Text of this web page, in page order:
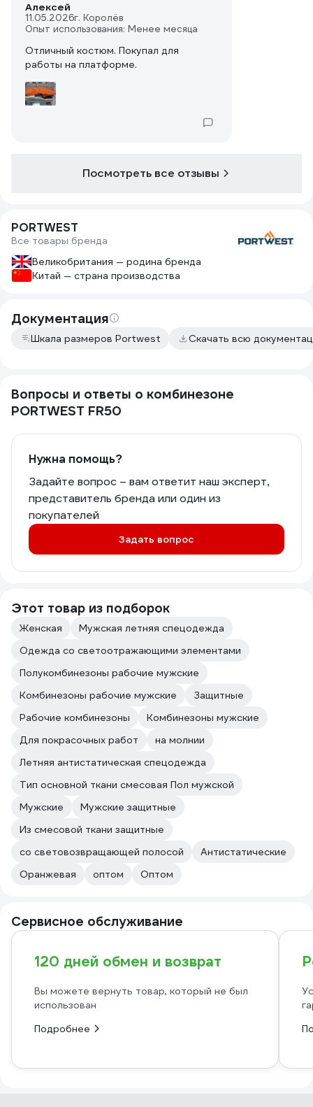
Алексей
11.05.2026г. Королёв
Опыт использования: Менее месяца
Отличный костюм. Покупал для
работы на платформе.
Посмотреть все отзывы
PORTWEST
Все товары бренда
Великобритания — родина бренда
Китай — страна производства
Документация
Шкала размеров Portwest Скачать всю
Вопросы и ответы о комбинезоне
PORTWEST FR50
Нужна помощь?
Задайте вопрос – вам ответит наш эксперт,
представитель бренда или один из
покупателей
Задать вопрос
Этот товар из подборок
Женская
Мужская летняя спецодежда
Одежда со светоотражающими элементами
Полукомбинезоны рабочие мужские
Комбинезоны рабочие мужские
Защитные
Рабочие комбинезоны
Комбинезоны мужские
Для покрасочных работ
на молнии
Летняя антистатическая спецодежда
Тип основной ткани смесовая Пол мужской
Мужские
Мужские защитные
Из смесовой ткани защитные
со световозвращающей полосой
Антистатические
Оранжевая
оптом Оптом
Сервисное обслуживание
120 дней обмен и возврат
Вы можете вернуть товар, который не был
использован
Подробнее